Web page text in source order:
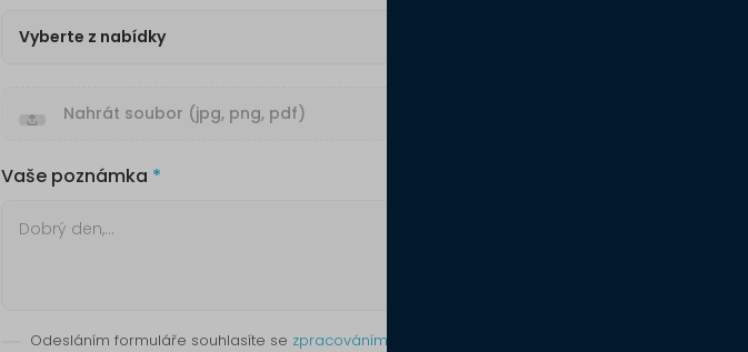
Nahrát soubor (jpg, png, pdf)
Vaše poznámka
Odesláním formuláře souhlasíte se zpracováním osobních údajů